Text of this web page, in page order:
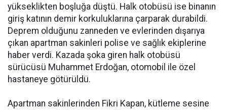
yükseklikten boşluğa düştü. Halk otobüsü ise binanın
giriş katının demir korkuluklarına çarparak durabildi.
Deprem olduğunu zanneden ve evlerinden dışarıya
çıkan apartman sakinleri polise ve sağlık ekiplerine
haber verdi. Kazada şoka giren halk otobüsü
sürücüsü Muhammet Erdoğan, otomobil ile özel
hastaneye götürüldü.
Apartman sakinlerinden Fikri Kapan, kütleme sesine